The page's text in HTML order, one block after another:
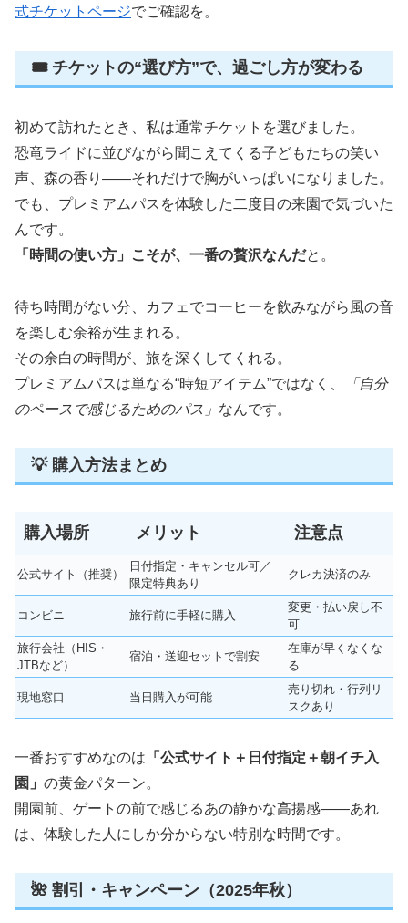
式チケットページでご確認を。
🎟 チケットの“選び方”で、過ごし方が変わる
初めて訪れたとき、私は通常チケットを選びました。
恐竜ライドに並びながら聞こえてくる子どもたちの笑い
声、森の香り――それだけで胸がいっぱいになりました。
でも、プレミアムパスを体験した二度目の来園で気づいた
んです。
「時間の使い方」こそが、一番の贅沢なんだと。
待ち時間がない分、カフェでコーヒーを飲みながら風の音
を楽しむ余裕が生まれる。
その余白の時間が、旅を深くしてくれる。
プレミアムパスは単なる“時短アイテム”ではなく、
「自分
のペースで感じるためのパス」 なんです。
💡 購入方法まとめ
購入場所 メリット 注意点
公式サイト（推奨）
日付指定・キャンセル可／
限定特典あり
クレカ決済のみ
コンビニ 旅行前に手軽に購入
変更・払い戻し不
可
旅行会社（HIS・
JTBなど）
宿泊・送迎セットで割安
在庫が早くなくな
る
現地窓口 当日購入が可能
売り切れ・行列リ
スクあり
一番おすすめなのは 「公式サイト＋日付指定＋朝イチ入
園」 の黄金パターン。
開園前、ゲートの前で感じるあの静かな高揚感――あれ
は、体験した人にしか分からない特別な時間です。
🌺 割引・キャンペーン（2025年秋）